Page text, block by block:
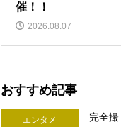
催！！
2026.08.07
おすすめ記事
エンタメ
完全